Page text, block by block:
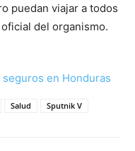
puedan viajar a todos
del organismo.
en Honduras
Salud Sputnik V